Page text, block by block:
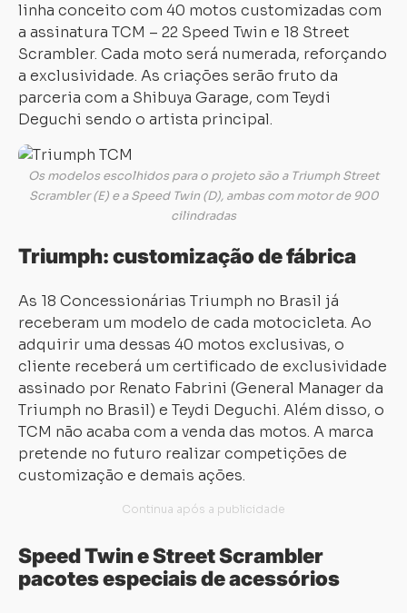
linha conceito com 40 motos customizadas com
a assinatura TCM – 22 Speed Twin e 18 Street
Scrambler. Cada moto será numerada, reforçando
a exclusividade. As criações serão fruto da
parceria com a Shibuya Garage, com Teydi
Deguchi sendo o artista principal.
Os modelos escolhidos para o projeto são a Triumph Street
Scrambler (E) e a Speed Twin (D), ambas com motor de 900
cilindradas
Triumph: customização de fábrica
As 18 Concessionárias Triumph no Brasil já
receberam um modelo de cada motocicleta. Ao
adquirir uma dessas 40 motos exclusivas, o
cliente receberá um certificado de exclusividade
assinado por Renato Fabrini (General Manager da
Triumph no Brasil) e Teydi Deguchi. Além disso, o
TCM não acaba com a venda das motos. A marca
pretende no futuro realizar competições de
customização e demais ações.
Speed Twin e Street Scrambler
pacotes especiais de acessórios